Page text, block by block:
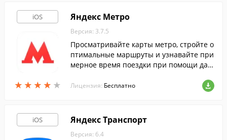
iOS
★ ★ ★ ★ ★
★ ★ ★ ★ ★
Яндекс Метро
Версия: 3.7.5
Просматривайте карты метро, стройте о
птимальные маршруты и узнавайте при
мерное время поездки при помощи дан
интернет.
Лицензия: Бесплатно
iOS Яндекс Транспорт
Версия: 6.4